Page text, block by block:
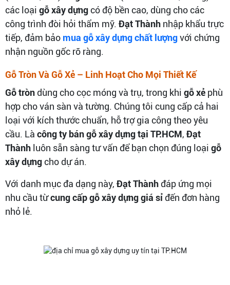
các loại gỗ xây dựngcó độ bền cao, dùng cho các
công trình đòi hỏi thẩm mỹ. Đạt Thành nhập khẩu trực
tiếp, đảm bảo mua gỗ xây dựng chất lượngvới chứng
nhận nguồn gốc rõ ràng.
Gỗ Tròn Và Gỗ Xẻ – Linh Hoạt Cho Mọi Thiết Kế
Gỗ tròndùng cho cọc móng và trụ, trong khi gỗ xẻ phù
hợp cho ván sàn và tường. Chúng tôi cung cấp cả hai
loại với kích thước chuẩn, hỗ trợ gia công theo yêu
cầu. Là công ty bán gỗ xây dựng tại TP.HCM, Đạt
Thành luôn sẵn sàng tư vấn để bạn chọn đúng loại gỗ
xây dựngcho dự án.
Với danh mục đa dạng này, Đạt Thànhđáp ứng mọi
nhu cầu từcung cấp gỗ xây dựng giá sỉđến đơn hàng
nhỏ lẻ.